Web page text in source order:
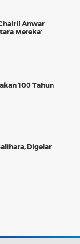
Anwar
Mereka'
100 Tahun
Digelar